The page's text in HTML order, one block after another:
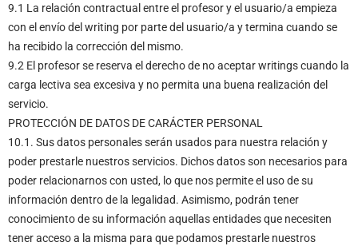
9.1 La relación contractual entre el profesor y el usuario/a empieza
con el envío del writing por parte del usuario/a y termina cuando se
ha recibido la corrección del mismo.
9.2 El profesor se reserva el derecho de no aceptar writings cuando la
carga lectiva sea excesiva y no permita una buena realización del
servicio.
PROTECCIÓN DE DATOS DE CARÁCTER PERSONAL
10.1. Sus datos personales serán usados para nuestra relación y
poder prestarle nuestros servicios. Dichos datos son necesarios para
poder relacionarnos con usted, lo que nos permite el uso de su
información dentro de la legalidad. Asimismo, podrán tener
conocimiento de su información aquellas entidades que necesiten
tener acceso a la misma para que podamos prestarle nuestros